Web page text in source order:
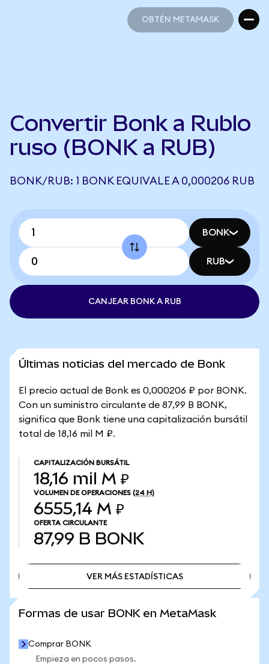
OBTÉN METAMASK
Convertir Bonk a Rublo
ruso (BONK a RUB)
BONK/RUB: 1 BONK EQUIVALE A 0,000206 RUB
BONK
RUB
CANJEAR BONK A RUB
Últimas noticias del mercado de Bonk
El precio actual de Bonk es 0,000206 ₽ por BONK.
Con un suministro circulante de 87,99 B BONK,
significa que Bonk tiene una capitalización bursátil
total de 18,16 mil M ₽.
CAPITALIZACIÓN BURSÁTIL
18,16 mil M ₽
VOLUMEN DE OPERACIONES (24 H)
6555,14 M ₽
OFERTA CIRCULANTE
87,99 B BONK
VER MÁS ESTADÍSTICAS
Formas de usar BONK en MetaMask
Comprar BONK
Empieza en pocos pasos.